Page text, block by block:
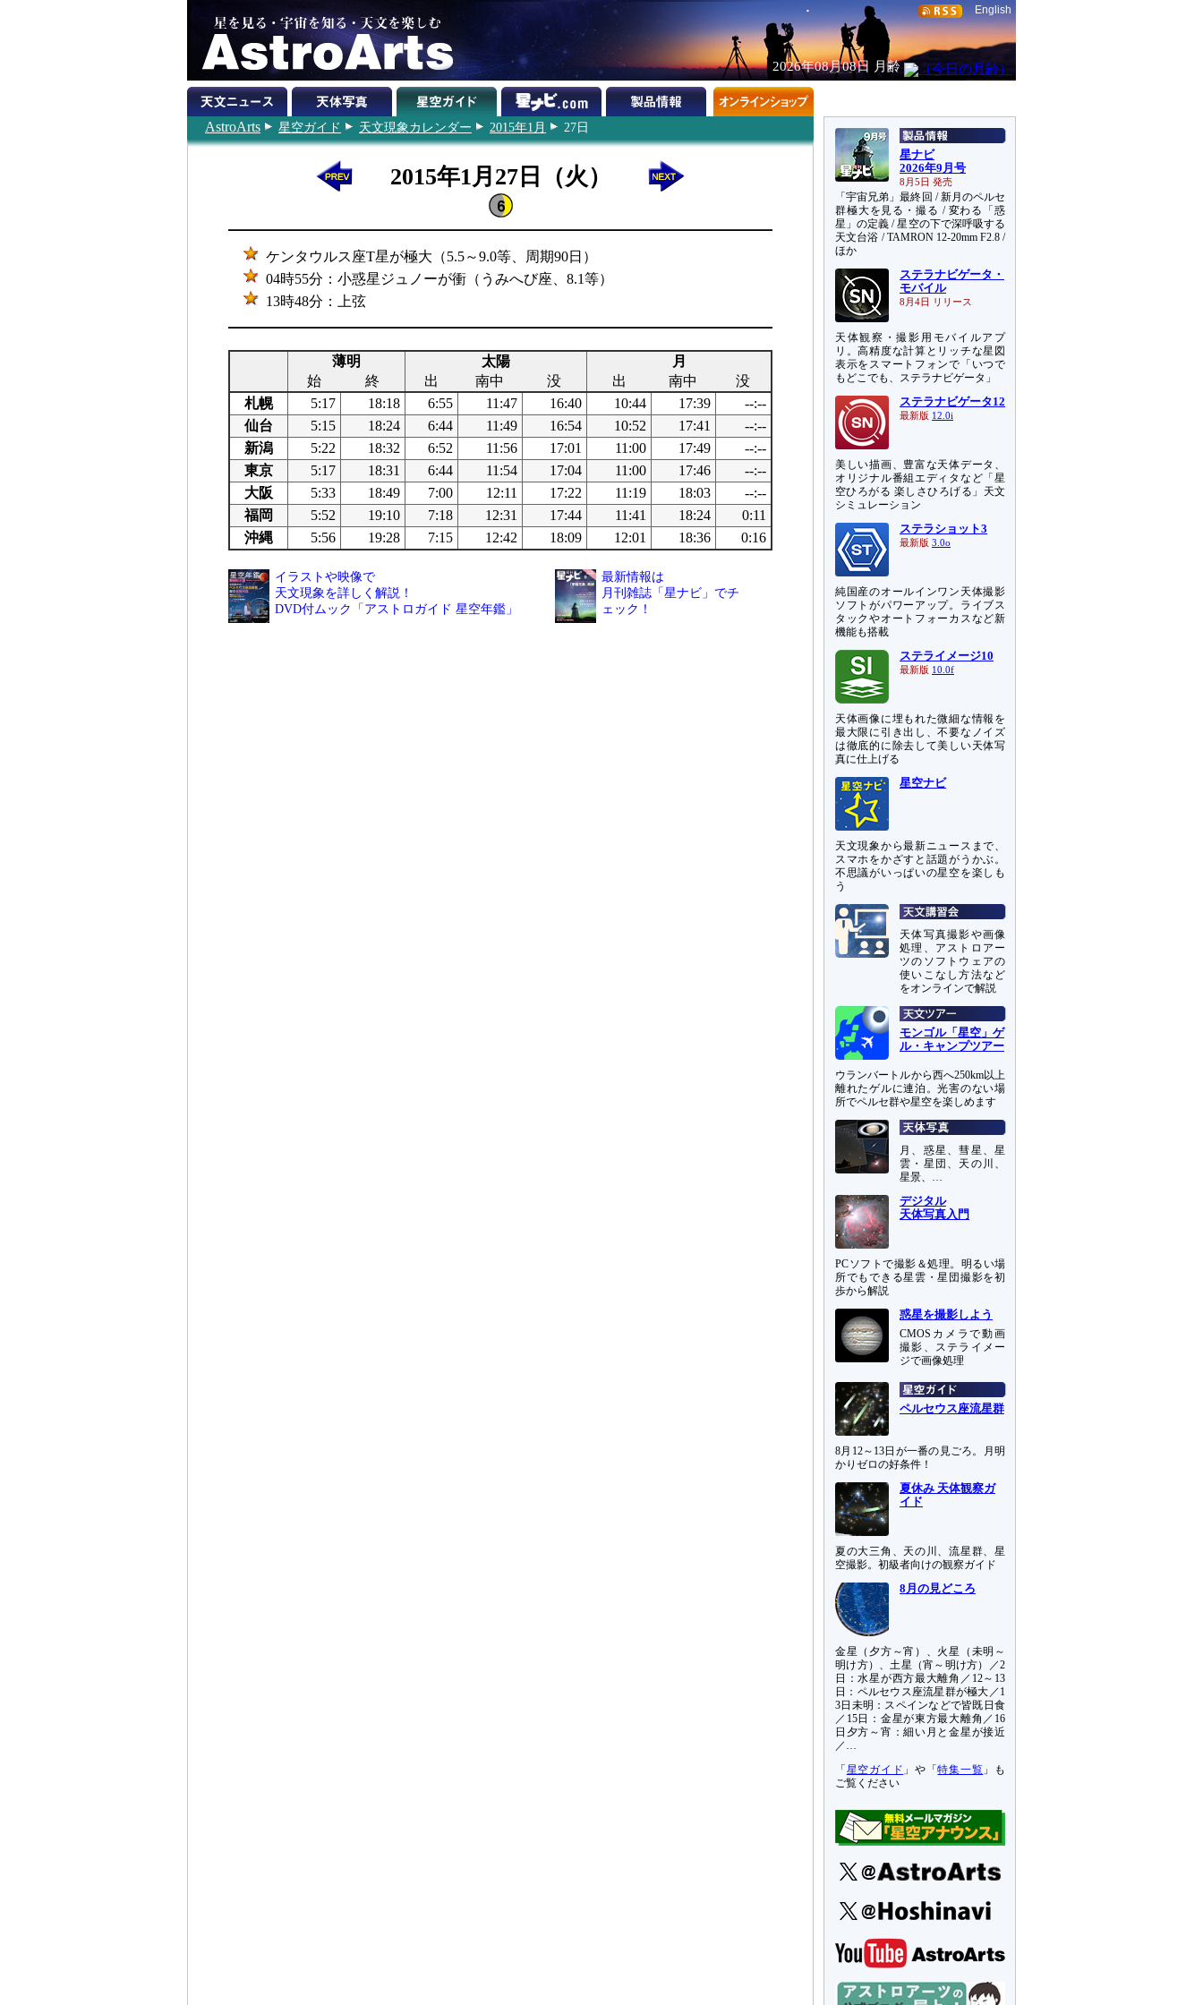
English
2026年08月08日 月齢
AstroArts 星空ガイド 天文現象カレンダー 2015年1月 27日
2015年1月27日（火）
ケンタウルス座T星が極大（5.5～9.0等、周期90日）
04時55分：小惑星ジュノーが衝（うみへび座、8.1等）
13時48分：上弦
薄明 太陽
月
始
終 出 南中 没 出 南中
没
札幌
5:17 18:18 6:55 11:47 16:40 10:44 17:39
--:--
仙台
5:15 18:24 6:44 11:49 16:54 10:52 17:41
--:--
新潟
5:22 18:32 6:52 11:56 17:01 11:00 17:49
--:--
東京
5:17 18:31 6:44 11:54 17:04 11:00 17:46
--:--
大阪
5:33 18:49 7:00 12:11 17:22 11:19 18:03
--:--
福岡
5:52 19:10 7:18 12:31 17:44 11:41 18:24
0:11
沖縄
5:56 19:28 7:15 12:42 18:09 12:01 18:36 0:16
イラストや映像で
天文現象を詳しく解説！
DVD付ムック「アストロガイド 星空年鑑」
最新情報は
月刊雑誌「星ナビ」でチ
ェック！
星ナビ
2026年9月号
8月5日 発売
「宇宙兄弟」最終回 / 新月のペルセ
群極大を見る・撮る / 変わる「惑
星」の定義 / 星空の下で深呼吸する
天文台浴 / TAMRON 12-20mm F2.8 /
ほか
ステラナビゲータ・
モバイル
8月4日 リリース
天体観察・撮影用モバイルアプ
リ。高精度な計算とリッチな星図
表示をスマートフォンで「いつで
もどこでも、ステラナビゲータ」
ステラナビゲータ12
最新版 12.0i
美しい描画、豊富な天体データ、
オリジナル番組エディタなど「星
空ひろがる 楽しさひろげる」天文
シミュレーション
ステラショット3
最新版 3.0o
純国産のオールインワン天体撮影
ソフトがパワーアップ。ライブス
タックやオートフォーカスなど新
機能も搭載
ステライメージ10
最新版 10.0f
天体画像に埋もれた微細な情報を
最大限に引き出し、不要なノイズ
は徹底的に除去して美しい天体写
真に仕上げる
星空ナビ
天文現象から最新ニュースまで、
スマホをかざすと話題がうかぶ。
不思議がいっぱいの星空を楽しも
う
天体写真撮影や画像
処理、アストロアー
ツのソフトウェアの
使いこなし方法など
をオンラインで解説
モンゴル「星空」ゲ
ル・キャンプツアー
ウランバートルから西へ250km以上
離れたゲルに連泊。光害のない場
所でペルセ群や星空を楽しめます
月、惑星、彗星、星
雲・星団、天の川、
星景、…
デジタル
天体写真入門
PCソフトで撮影＆処理。明るい場
所でもできる星雲・星団撮影を初
歩から解説
惑星を撮影しよう
CMOSカメラで動画
撮影、ステライメー
ジで画像処理
ペルセウス座流星群
8月12～13日が一番の見ごろ。月明
かりゼロの好条件！
夏休み 天体観察ガ
イド
夏の大三角、天の川、流星群、星
空撮影。初級者向けの観察ガイド
8月の見どころ
金星（夕方～宵）、火星（未明～
明け方）、土星（宵～明け方）／2
日：水星が西方最大離角／12～13
日：ペルセウス座流星群が極大／1
3日未明：スペインなどで皆既日食
／15日：金星が東方最大離角／16
日夕方～宵：細い月と金星が接近
／…
「 星空ガイド 」や「特集一覧 」も
ご覧ください